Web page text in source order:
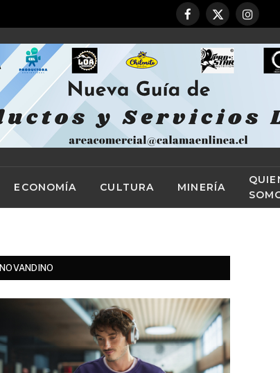
Facebook
X
ECONOMÍA CULTURA MINERÍA
NOVANDINO